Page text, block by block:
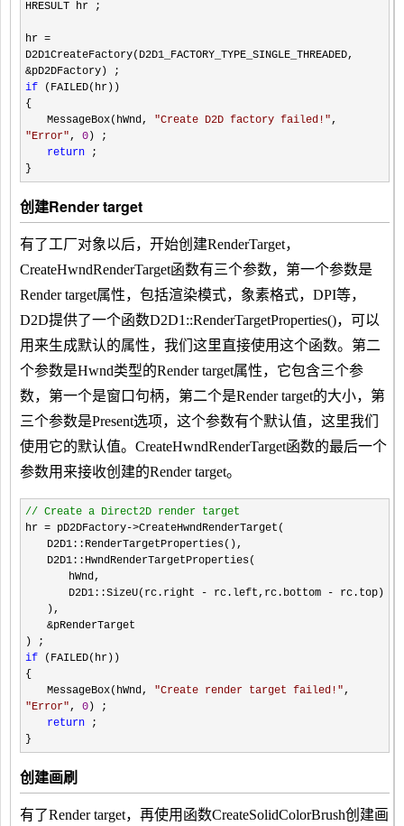
HRESULT hr ;
hr =
D2D1CreateFactory(D2D1_FACTORY_TYPE_SINGLE_THREADED,
&pD2DFactory) ;
if (FAILED(hr))
{
MessageBox(hWnd, "Create D2D factory failed! ",
"Error", 0 ) ;
return ;
}
创建Render target
有了工厂对象以后，开始创建RenderTarget，
CreateHwndRenderTarget函数有三个参数，第一个参数是
Render target属性，包括渲染模式，象素格式，DPI等，
D2D提供了一个函数D2D1::RenderTargetProperties()，可以
用来生成默认的属性，我们这里直接使用这个函数。第二
个参数是Hwnd类型的Render target属性，它包含三个参
数，第一个是窗口句柄，第二个是Render target的大小，第
三个参数是Present选项，这个参数有个默认值，这里我们
使用它的默认值。 CreateHwndRenderTarget函数的最后一个
参数用来接收创建的Render target。
// Create a Direct2D render target
hr = pD2DFactory->CreateHwndRenderTarget(
D2D1::RenderTargetProperties(),
D2D1::HwndRenderTargetProperties(
hWnd,
D2D1::SizeU(rc.right
- rc.left,rc.bottom - rc.top)
),
&pRenderTarget
) ;
if (FAILED(hr))
{
MessageBox(hWnd, "Create render target failed! ",
"Error", 0 ) ;
return ;
}
创建画刷
有了Render target，再使用函数CreateSolidColorBrush创建画